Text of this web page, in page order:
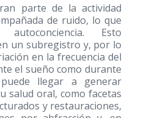
parte de la actividad
de ruido, lo que
Esto
un subregistro y, por lo
en la frecuencia del
el sueño como durante
llegar a generar
salud oral, como facetas
y restauraciones,